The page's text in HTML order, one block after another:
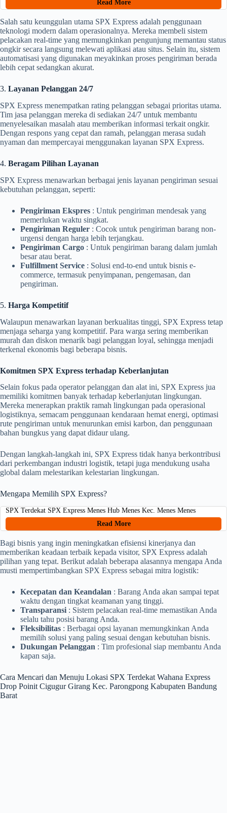
Read More
Salah satu keunggulan utama SPX Express adalah penggunaan
teknologi modern dalam operasionalnya. Mereka membeli sistem
pelacakan real-time yang memungkinkan pengunjung memantau status
ongkir secara langsung melewati aplikasi atau situs. Selain itu, sistem
automatisasi yang digunakan meyakinkan proses pengiriman berada
lebih cepat sedangkan akurat.
3. Layanan Pelanggan 24/7
SPX Express menempatkan rating pelanggan sebagai prioritas utama.
Tim jasa pelanggan mereka di sediakan 24/7 untuk membantu
menyelesaikan masalah atau memberikan informasi terkait ongkir.
Dengan respons yang cepat dan ramah, pelanggan merasa sudah
nyaman dan mempercayai menggunakan layanan SPX Express.
4. Beragam Pilihan Layanan
SPX Express menawarkan berbagai jenis layanan pengiriman sesuai
kebutuhan pelanggan, seperti:
Pengiriman Ekspres : Untuk pengiriman mendesak yang
memerlukan waktu singkat.
Pengiriman Reguler : Cocok untuk pengiriman barang non-
urgensi dengan harga lebih terjangkau.
Pengiriman Cargo : Untuk pengiriman barang dalam jumlah
besar atau berat.
Fulfillment Service : Solusi end-to-end untuk bisnis e-
commerce, termasuk penyimpanan, pengemasan, dan
pengiriman.
5. Harga Kompetitif
Walaupun menawarkan layanan berkualitas tinggi, SPX Express tetap
menjaga seharga yang kompetitif. Para warga sering memberikan
murah dan diskon menarik bagi pelanggan loyal, sehingga menjadi
terkenal ekonomis bagi beberapa bisnis.
Komitmen SPX Express terhadap Keberlanjutan
Selain fokus pada operator pelanggan dan alat ini, SPX Express jua
memiliki komitmen banyak terhadap keberlanjutan lingkungan.
Mereka menerapkan praktik ramah lingkungan pada operasional
logistiknya, semacam penggunaan kendaraan hemat energi, optimasi
rute pengiriman untuk menurunkan emisi karbon, dan penggunaan
bahan bungkus yang dapat didaur ulang.
Dengan langkah-langkah ini, SPX Express tidak hanya berkontribusi
dari perkembangan industri logistik, tetapi juga mendukung usaha
global dalam melestarikan kelestarian lingkungan.
Mengapa Memilih SPX Express?
SPX Terdekat SPX Express Menes Hub Menes Kec. Menes Menes
Read More
Bagi bisnis yang ingin meningkatkan efisiensi kinerjanya dan
memberikan keadaan terbaik kepada visitor, SPX Express adalah
pilihan yang tepat. Berikut adalah beberapa alasannya mengapa Anda
musti mempertimbangkan SPX Express sebagai mitra logistik:
Kecepatan dan Keandalan : Barang Anda akan sampai tepat
waktu dengan tingkat keamanan yang tinggi.
Transparansi : Sistem pelacakan real-time memastikan Anda
selalu tahu posisi barang Anda.
Fleksibilitas : Berbagai opsi layanan memungkinkan Anda
memilih solusi yang paling sesuai dengan kebutuhan bisnis.
Dukungan Pelanggan : Tim profesional siap membantu Anda
kapan saja.
Cara Mencari dan Menuju Lokasi SPX Terdekat Wahana Express
Drop Poinit Cigugur Girang Kec. Parongpong Kabupaten Bandung
Barat